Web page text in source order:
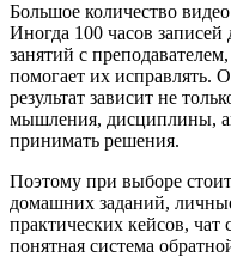
Большое количество
Иногда 100 часов
занятий с
помогает их исправлять.
результат зависит не
мышления, дисциплины,
принимать решения.
Поэтому при выборе
домашних заданий,
практических кейсов, чат
понятная система